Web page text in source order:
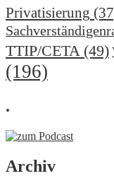
Privatisierung
TTIP/CETA(49)
(196)
.
Archiv